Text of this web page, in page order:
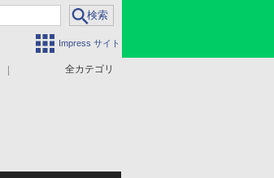
Impress サイト
全カテゴリ